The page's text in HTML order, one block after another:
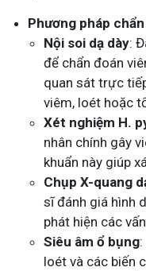
Phương pháp
Nội soi dạ dày:
để chẩn đoán
quan sát trực
viêm, loét hoặc
Xét nghiệm H.
nhân chính gây
khuẩn này giúp
Chụp X-quang
sĩ đánh giá hình
phát hiện các
Siêu âm ổ bụng
loét và các biến